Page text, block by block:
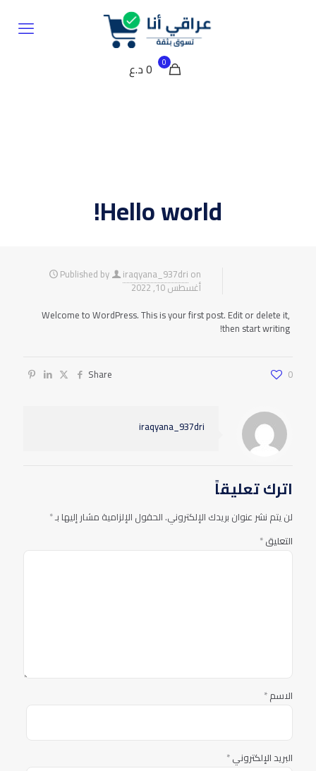
0 0 د.ع
Hello world!
Published by iraqyana_937dri on
أغسطس 10, 2022
Welcome to WordPress. This is your first post. Edit or delete it,
then start writing!
Share 0
iraqyana_937dri
اترك تعليقاً
لن يتم نشر عنوان بريدك الإلكتروني. الحقول الإلزامية مشار إليها بـ*
التعليق*
الاسم*
البريد الإلكتروني*